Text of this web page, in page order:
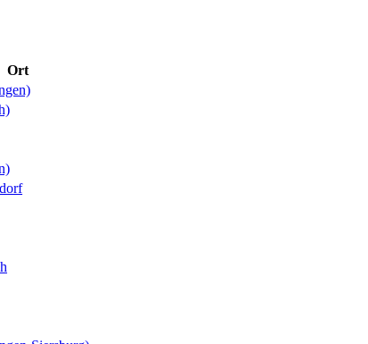
Ort